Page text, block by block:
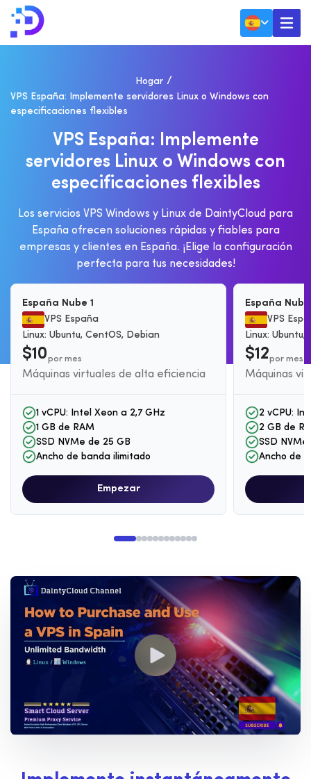
Hogar
VPS España: Implemente servidores Linux o Windows con
especificaciones flexibles
VPS ESPAÑA: IMPLEMENTE
SERVIDORES LINUX O WINDOWS CON
ESPECIFICACIONES FLEXIBLES
Los servicios VPS Windows y Linux de DaintyCloud para
España ofrecen soluciones rápidas y fiables para
empresas y clientes en España. ¡Elige la configuración
perfecta para tus necesidades!
España Nube 1
VPS España
Linux: Ubuntu, CentOS, Debian
$10por mes
Máquinas virtuales de alta eficiencia
1 vCPU: Intel Xeon a 2,7 GHz
1 GB de RAM
SSD NVMe de 25 GB
Ancho de banda ilimitado
Empezar
España
VPS
Linux:
$12por mes
Máquinas
2 vCPU:
2 GB de
SSD
Ancho de